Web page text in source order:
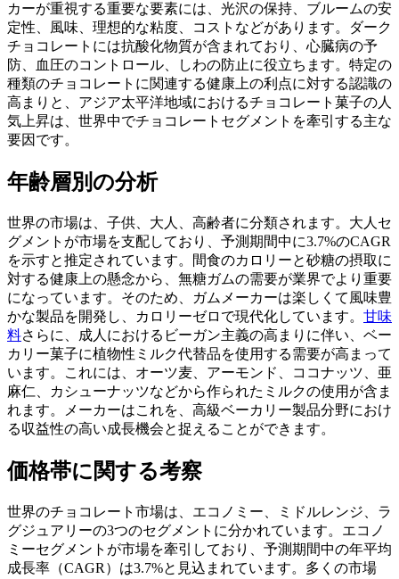
カーが重視する重要な要素には、光沢の保持、ブルームの安
定性、風味、理想的な粘度、コストなどがあります。ダーク
チョコレートには抗酸化物質が含まれており、心臓病の予
防、血圧のコントロール、しわの防止に役立ちます。特定の
種類のチョコレートに関連する健康上の利点に対する認識の
高まりと、アジア太平洋地域におけるチョコレート菓子の人
気上昇は、世界中でチョコレートセグメントを牽引する主な
要因です。
年齢層別の分析
世界の市場は、子供、大人、高齢者に分類されます。大人セ
グメントが市場を支配しており、予測期間中に3.7%のCAGR
を示すと推定されています。間食のカロリーと砂糖の摂取に
対する健康上の懸念から、無糖ガムの需要が業界でより重要
になっています。そのため、ガムメーカーは楽しくて風味豊
かな製品を開発し、カロリーゼロで現代化しています。 甘味
料さらに、成人におけるビーガン主義の高まりに伴い、ベー
カリー菓子に植物性ミルク代替品を使用する需要が高まって
います。これには、オーツ麦、アーモンド、ココナッツ、亜
麻仁、カシューナッツなどから作られたミルクの使用が含ま
れます。メーカーはこれを、高級ベーカリー製品分野におけ
る収益性の高い成長機会と捉えることができます。
価格帯に関する考察
世界のチョコレート市場は、エコノミー、ミドルレンジ、ラ
グジュアリーの3つのセグメントに分かれています。エコノ
ミーセグメントが市場を牽引しており、予測期間中の年平均
成長率（CAGR）は3.7%と見込まれています。多くの市場